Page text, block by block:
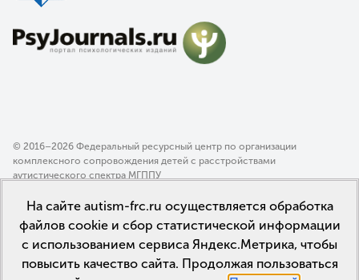
© 2016–2026 Федеральный ресурсный центр по организации
комплексного сопровождения детей с расстройствами
аутистического спектра МГППУ
Политика конфиденциальности
Пользовательское соглашение
На сайте autism-frc.ru осуществляется обработка
файлов cookie и сбор статистической информации
с использованием сервиса Яндекс.Метрика, чтобы
повысить качество сайта. Продолжая пользоваться